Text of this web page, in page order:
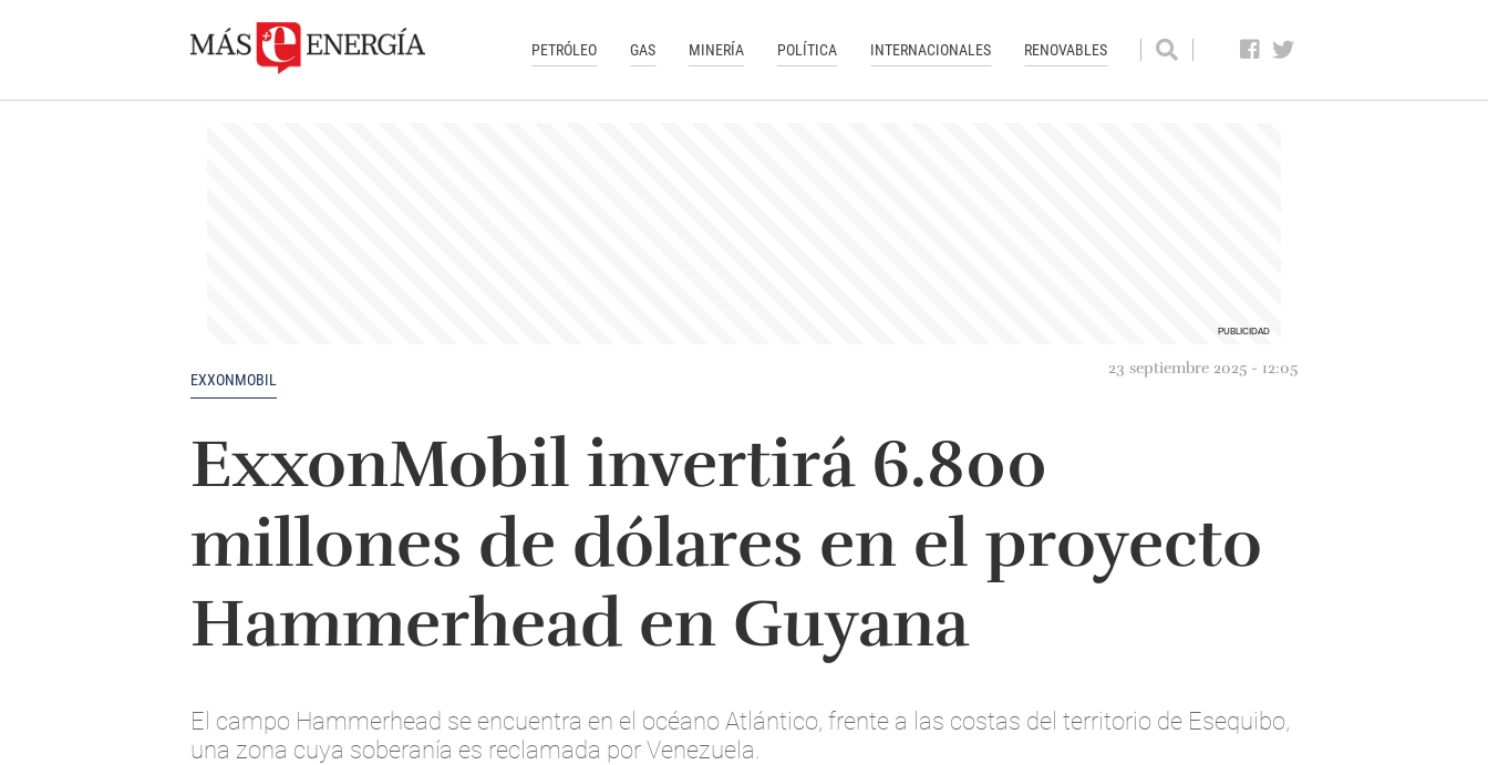
PETRÓLEO GAS MINERÍA POLÍTICA INTERNACIONALES RENOVABLES
EXXONMOBIL
23 septiembre 2025 - 12:05
ExxonMobil invertirá 6.800
millones de dólares en el proyecto
Hammerhead en Guyana
El campo Hammerhead se encuentra en el océano Atlántico, frente a las costas del territorio de Esequibo,
una zona cuya soberanía es reclamada por Venezuela.